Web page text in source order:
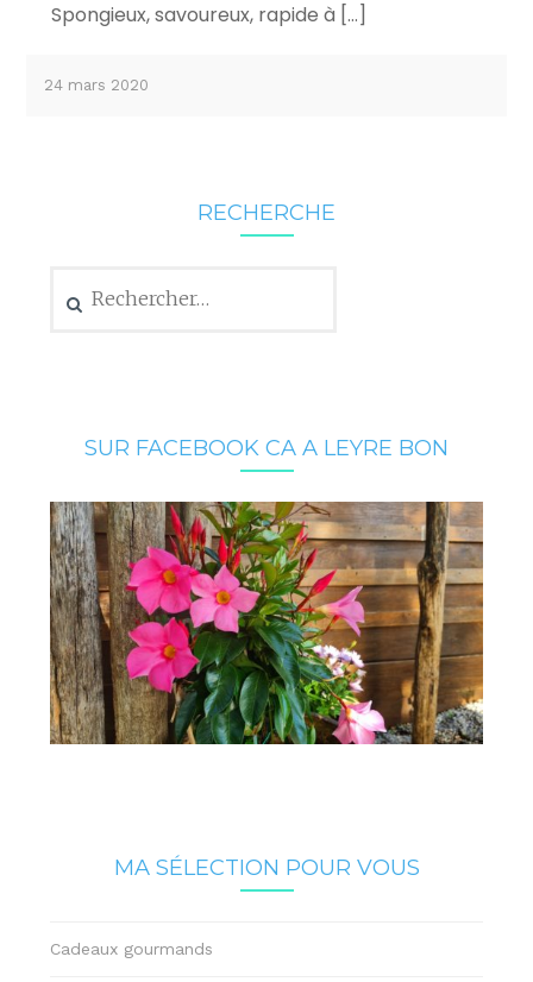
Spongieux, savoureux, rapide à […]
24 mars 2020
RECHERCHE
SUR FACEBOOK CA A LEYRE BON
MA SÉLECTION POUR VOUS
Cadeaux gourmands